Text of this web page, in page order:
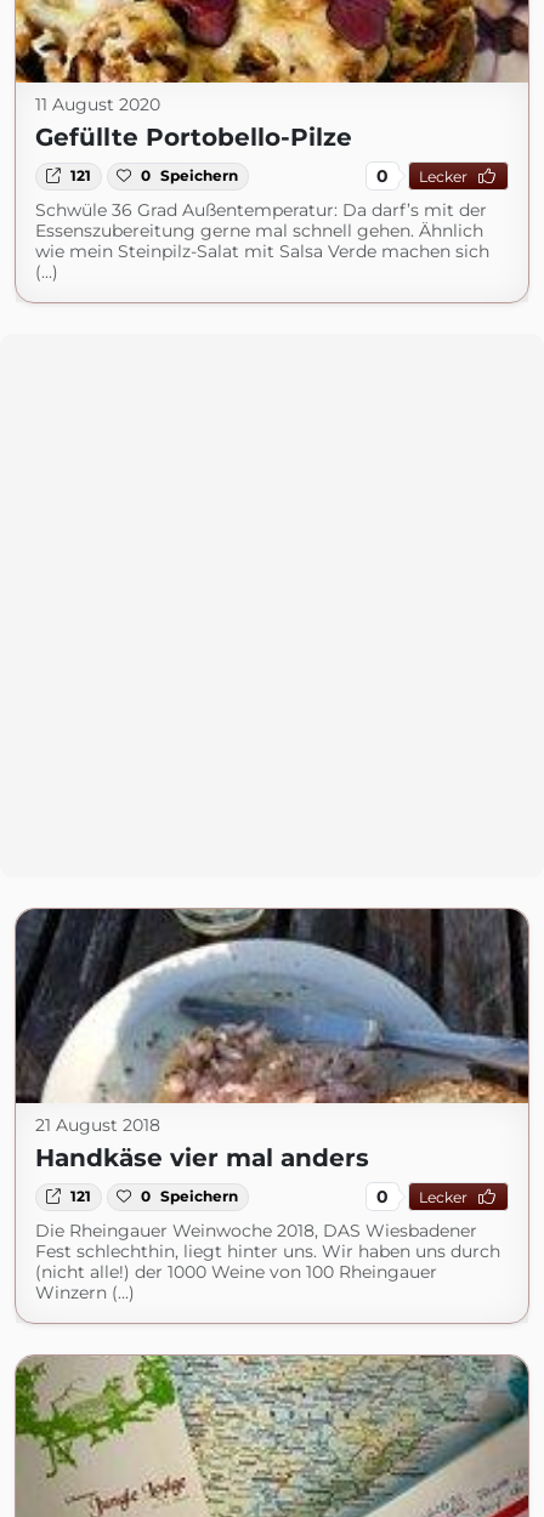
11 August 2020
Gefüllte Portobello-Pilze
121 0 Speichern 0 Lecker
Schwüle 36 Grad Außentemperatur: Da darf’s mit der
Essenszubereitung gerne mal schnell gehen. Ähnlich
wie mein Steinpilz-Salat mit Salsa Verde machen sich
(...)
21 August 2018
Handkäse vier mal anders
121 0 Speichern 0 Lecker
Die Rheingauer Weinwoche 2018, DAS Wiesbadener
Fest schlechthin, liegt hinter uns. Wir haben uns durch
(nicht alle!) der 1000 Weine von 100 Rheingauer
Winzern (...)